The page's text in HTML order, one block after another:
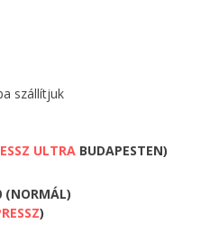
szállítjuk
ULTRA BUDAPESTEN)
(NORMÁL)
)